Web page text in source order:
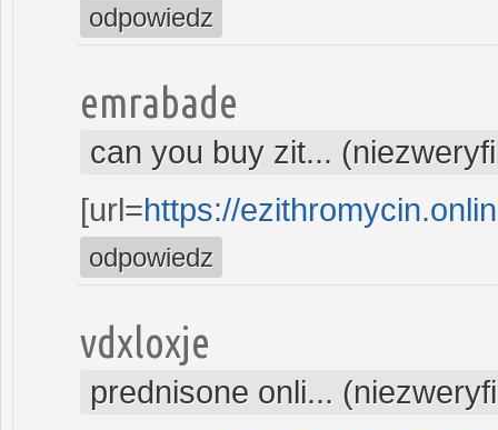
odpowiedz
emrabade
can you buy zit...
[url=https://
odpowiedz
vdxloxje
prednisone onli...